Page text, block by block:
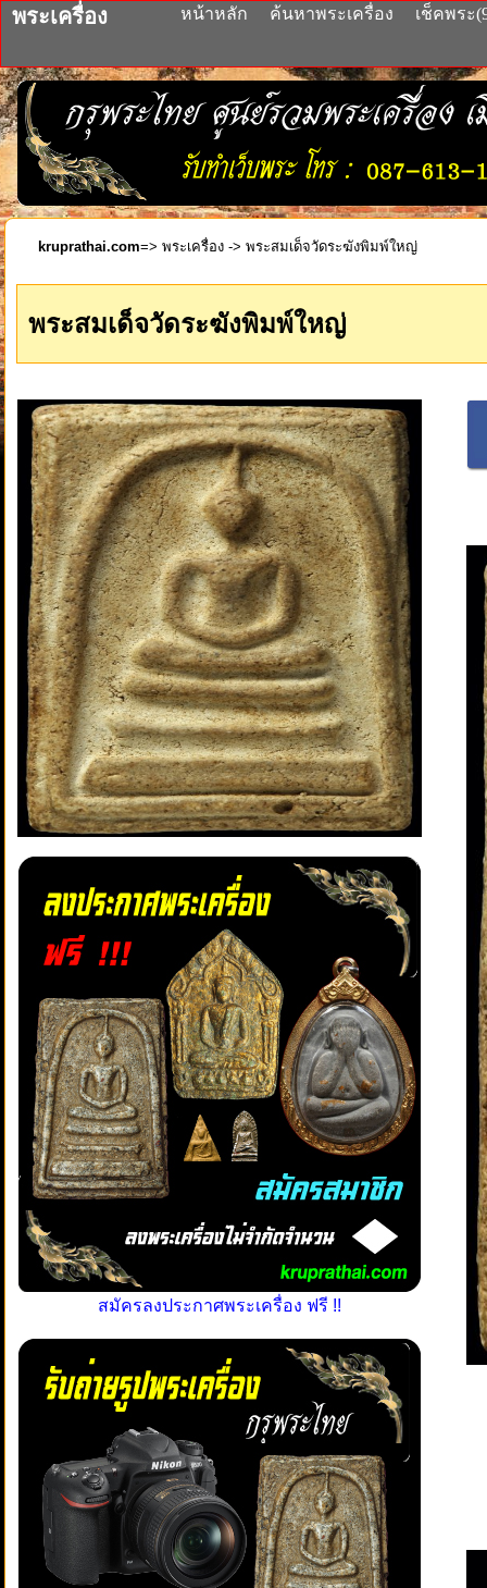
พระเครื่อง หน้าหลัก ค้นหาพระเครื่อง เช็คพระ
kruprathai.com=> พระเครื่อง -> พระสมเด็จวัดระฆังพิมพ์ใหญ่
พระสมเด็จวัดระฆังพิมพ์ใหญ่
สมัครลงประกาศพระเครื่อง ฟรี !!